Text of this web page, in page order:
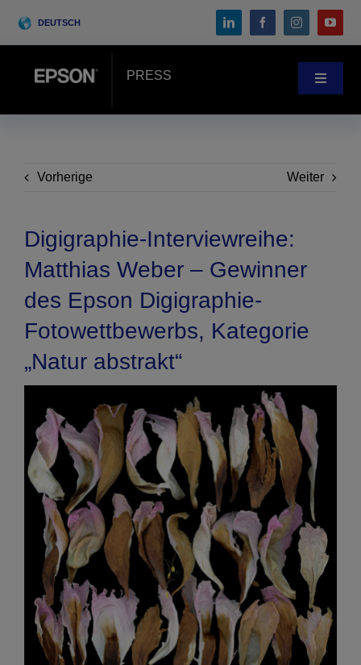
DEUTSCH
PRESS
Toggle
Anwenderberichte
Messen & Events
Search
Vorherige Weiter
Digigraphie-Interviewreihe:
Matthias Weber – Gewinner
des Epson Digigraphie-
Fotowettbewerbs, Kategorie
„Natur abstrakt“